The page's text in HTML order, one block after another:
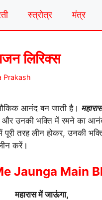
स्त्रोत्र मंत्र
लिरिक्स
Prakash
आनंद बन जाती है।
उनकी भक्ति में रमने का
तरह लीन होकर, उनकी
करें।
Jaunga Main
महारास में जाऊंगा,